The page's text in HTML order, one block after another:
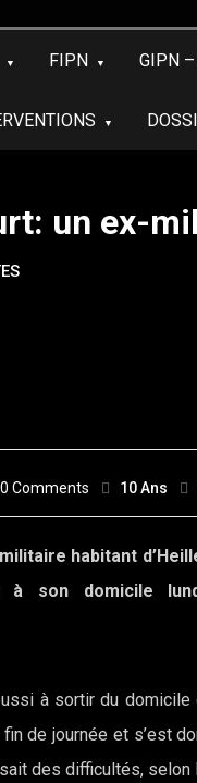
FIPN GIPN
un ex-
0 Comments 10 Ans
habitant
à son domicile
à sortir du domicile
fin de journée et s’est
des difficultés,